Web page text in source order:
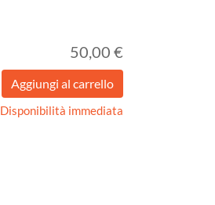
50,00 €
Disponibilità immediata